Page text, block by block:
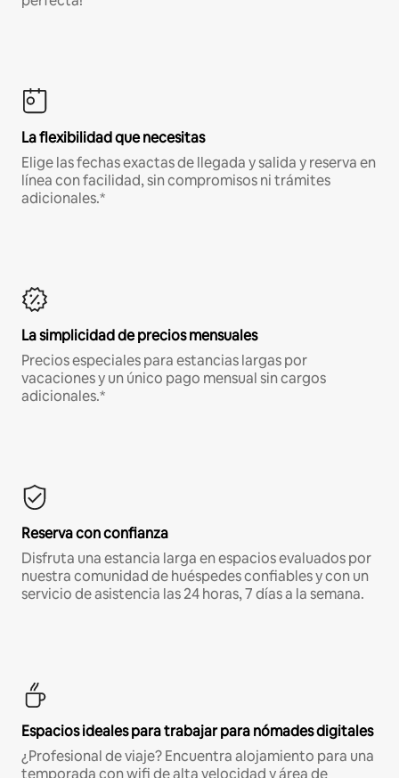
La flexibilidad que necesitas
Elige las fechas exactas de llegada y salida y reserva en
línea con facilidad, sin compromisos ni trámites
adicionales.*
La simplicidad de precios mensuales
Precios especiales para estancias largas por
vacaciones y un único pago mensual sin cargos
adicionales.*
Reserva con confianza
Disfruta una estancia larga en espacios evaluados por
nuestra comunidad de huéspedes confiables y con un
servicio de asistencia las 24 horas, 7 días a la semana.
Espacios ideales para trabajar para nómades digitales
¿Profesional de viaje? Encuentra alojamiento para una
temporada con wifi de alta velocidad y área de